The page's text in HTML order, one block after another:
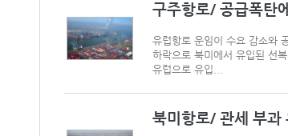
구주항로/ 공급폭탄
유럽항로 운임이 수요 감소와
하락으로 북미에서 유입된 선
유럽으로 유입...
북미항로/ 관세 부